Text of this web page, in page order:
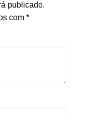
publicado.
com *